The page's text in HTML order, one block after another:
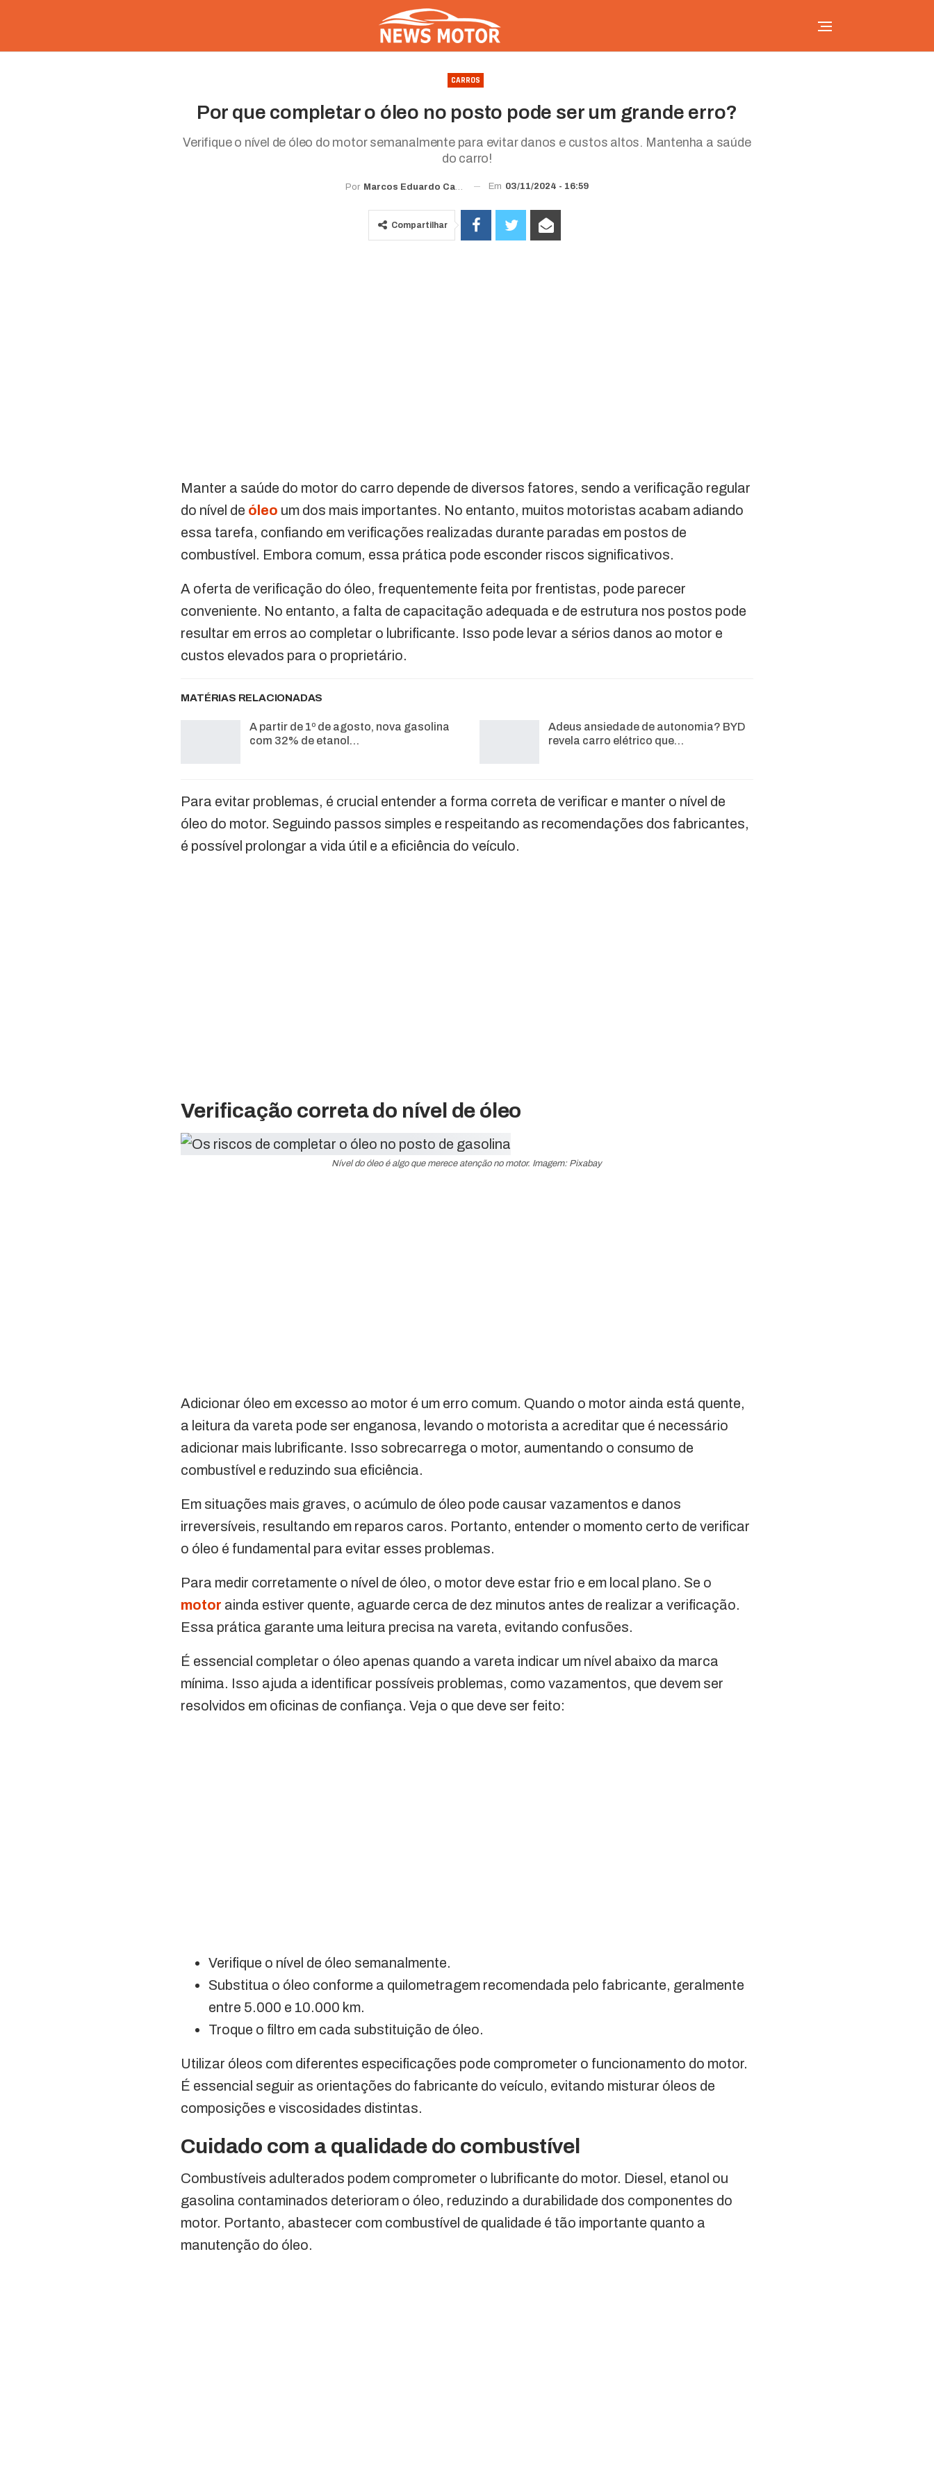
CARROS
Por que completar o óleo no posto pode ser um grande erro?
Verifique o nível de óleo do motor semanalmente para evitar danos e custos altos. Mantenha a saúde
do carro!
Por Marcos Eduardo Carvalho Em 03/11/2024 - 16:59
Compartilhar
Manter a saúde do motor do carro depende de diversos fatores, sendo a verificação regular
do nível de óleo um dos mais importantes. No entanto, muitos motoristas acabam adiando
essa tarefa, confiando em verificações realizadas durante paradas em postos de
combustível. Embora comum, essa prática pode esconder riscos significativos.
A oferta de verificação do óleo, frequentemente feita por frentistas, pode parecer
conveniente. No entanto, a falta de capacitação adequada e de estrutura nos postos pode
resultar em erros ao completar o lubrificante. Isso pode levar a sérios danos ao motor e
custos elevados para o proprietário.
MATÉRIAS RELACIONADAS
A partir de 1º de agosto, nova gasolina
com 32% de etanol…
Adeus ansiedade de autonomia? BYD
revela carro elétrico que…
Para evitar problemas, é crucial entender a forma correta de verificar e manter o nível de
óleo do motor. Seguindo passos simples e respeitando as recomendações dos fabricantes,
é possível prolongar a vida útil e a eficiência do veículo.
Verificação correta do nível de óleo
Nível do óleo é algo que merece atenção no motor. Imagem: Pixabay
Adicionar óleo em excesso ao motor é um erro comum. Quando o motor ainda está quente,
a leitura da vareta pode ser enganosa, levando o motorista a acreditar que é necessário
adicionar mais lubrificante. Isso sobrecarrega o motor, aumentando o consumo de
combustível e reduzindo sua eficiência.
Em situações mais graves, o acúmulo de óleo pode causar vazamentos e danos
irreversíveis, resultando em reparos caros. Portanto, entender o momento certo de verificar
o óleo é fundamental para evitar esses problemas.
Para medir corretamente o nível de óleo, o motor deve estar frio e em local plano. Se o
motor ainda estiver quente, aguarde cerca de dez minutos antes de realizar a verificação.
Essa prática garante uma leitura precisa na vareta, evitando confusões.
É essencial completar o óleo apenas quando a vareta indicar um nível abaixo da marca
mínima. Isso ajuda a identificar possíveis problemas, como vazamentos, que devem ser
resolvidos em oficinas de confiança. Veja o que deve ser feito:
Verifique o nível de óleo semanalmente.
Substitua o óleo conforme a quilometragem recomendada pelo fabricante, geralmente
entre 5.000 e 10.000 km.
Troque o filtro em cada substituição de óleo.
Utilizar óleos com diferentes especificações pode comprometer o funcionamento do motor.
É essencial seguir as orientações do fabricante do veículo, evitando misturar óleos de
composições e viscosidades distintas.
Cuidado com a qualidade do combustível
Combustíveis adulterados podem comprometer o lubrificante do motor. Diesel, etanol ou
gasolina contaminados deterioram o óleo, reduzindo a durabilidade dos componentes do
motor. Portanto, abastecer com combustível de qualidade é tão importante quanto a
manutenção do óleo.